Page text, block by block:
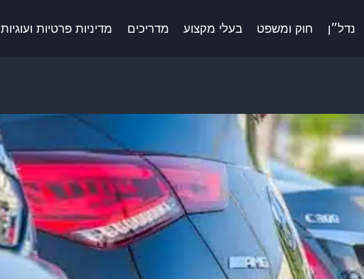
נדל״ן חוק ומשפט בעלי מקצוע מדריכים מדיניות פרטיות ועוגיות